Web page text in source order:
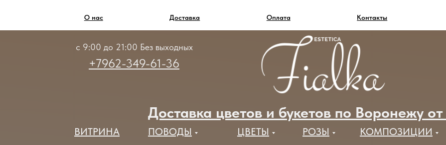
О нас Доставка Оплата Контакты
+7962-349-61-36
с 9:00 до 21:00 Без выходных
ВИТРИНА КОМПОЗИЦИИ
РОЗЫ
ЦВЕТЫ
ПОВОДЫ
Доставка цветов и букетов по Воронежу